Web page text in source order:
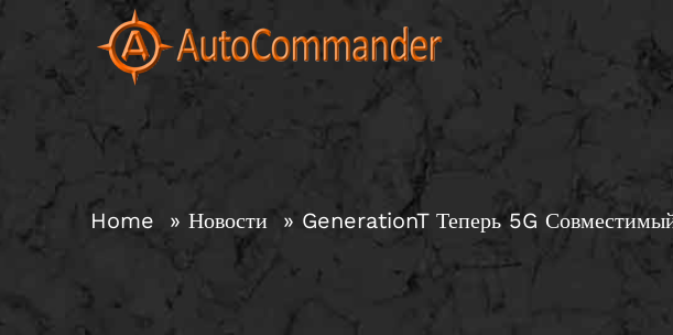
content
Home Новости GenerationT Теперь 5G